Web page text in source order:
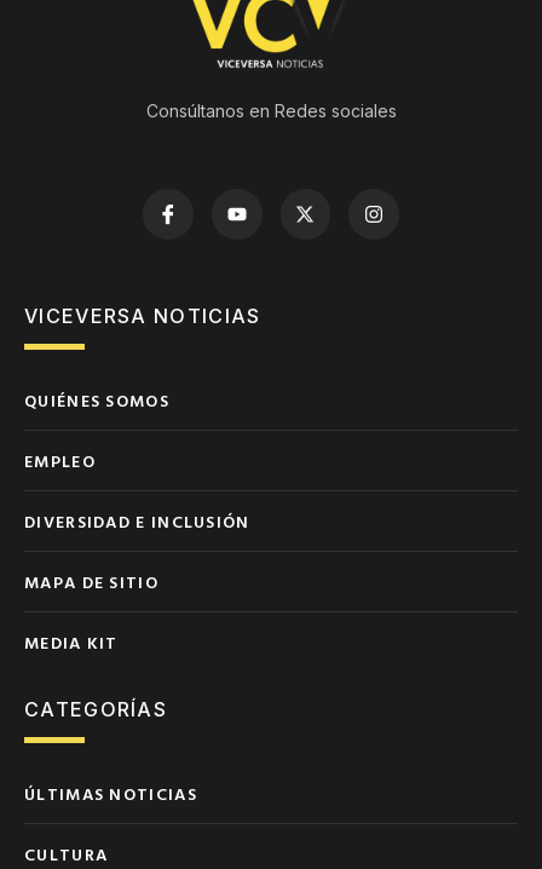
Consúltanos en Redes sociales
VICEVERSA NOTICIAS
QUIÉNES SOMOS
EMPLEO
DIVERSIDAD E INCLUSIÓN
MAPA DE SITIO
MEDIA KIT
CATEGORÍAS
ÚLTIMAS NOTICIAS
CULTURA